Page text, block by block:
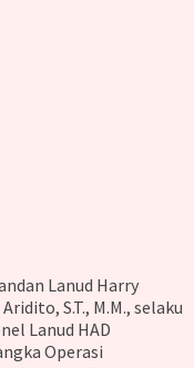
Lanud Harry
S.T., M.M., selaku
Lanud HAD
Operasi